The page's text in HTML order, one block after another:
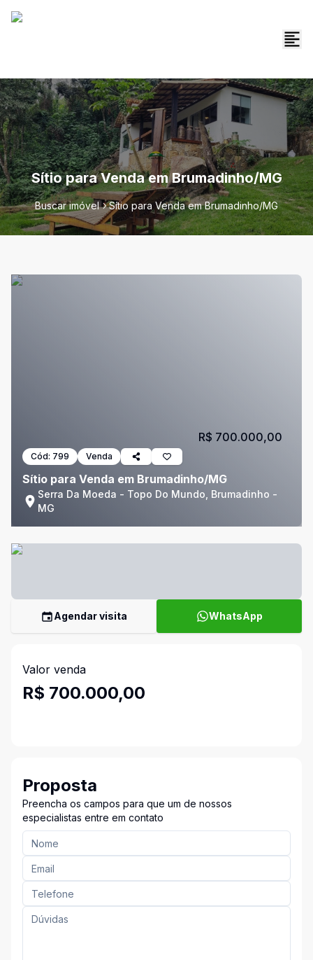
Sítio para Venda em Brumadinho/MG
Buscar imóvel Sítio para Venda em Brumadinho/MG
Cód: 799 Venda
Sítio para Venda em Brumadinho/MG
Serra Da Moeda - Topo Do Mundo, Brumadinho -
MG
R$ 700.000,00
Agendar visita WhatsApp
Valor venda
R$ 700.000,00
Proposta
Preencha os campos para que um de nossos
especialistas entre em contato